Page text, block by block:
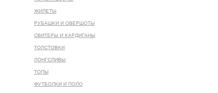
ЖИЛЕТЫ
РУБАШКИ И ОВЕРШОТЫ
СВИТЕРЫ И КАРДИГАНЫ
ТОЛСТОВКИ
ЛОНГСЛИВЫ
ТОПЫ
ФУТБОЛКИ И ПОЛО